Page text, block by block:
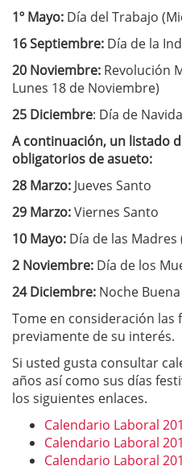
1º Mayo: Día del Trabajo
16 Septiembre: Día de la
20 Noviembre: Revolución
Lunes 18 de Noviembre)
25 Diciembre: Día de
A continuación, un listado
obligatorios de asueto:
28 Marzo: Jueves Santo
29 Marzo:Viernes Santo
10 Mayo: Día de las Madres
2 Noviembre: Día de los
24 Diciembre: Noche
Tome en consideración las
previamente de su interés.
Si usted gusta consultar
años así como sus días
los siguientes enlaces.
Calendario Laboral
Calendario Laboral
Calendario Laboral